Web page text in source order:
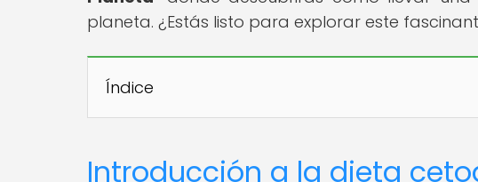
planeta. ¿Estás listo para explorar este
Índice
Introducción a la dieta